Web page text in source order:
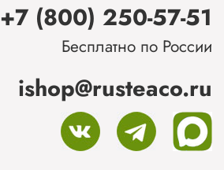
+7 (800) 250-57-51
Бесплатно по России
ishop@rusteaco.ru